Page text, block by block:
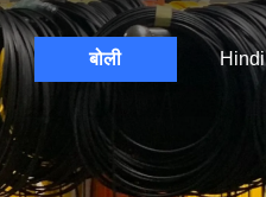
बोली Hindi